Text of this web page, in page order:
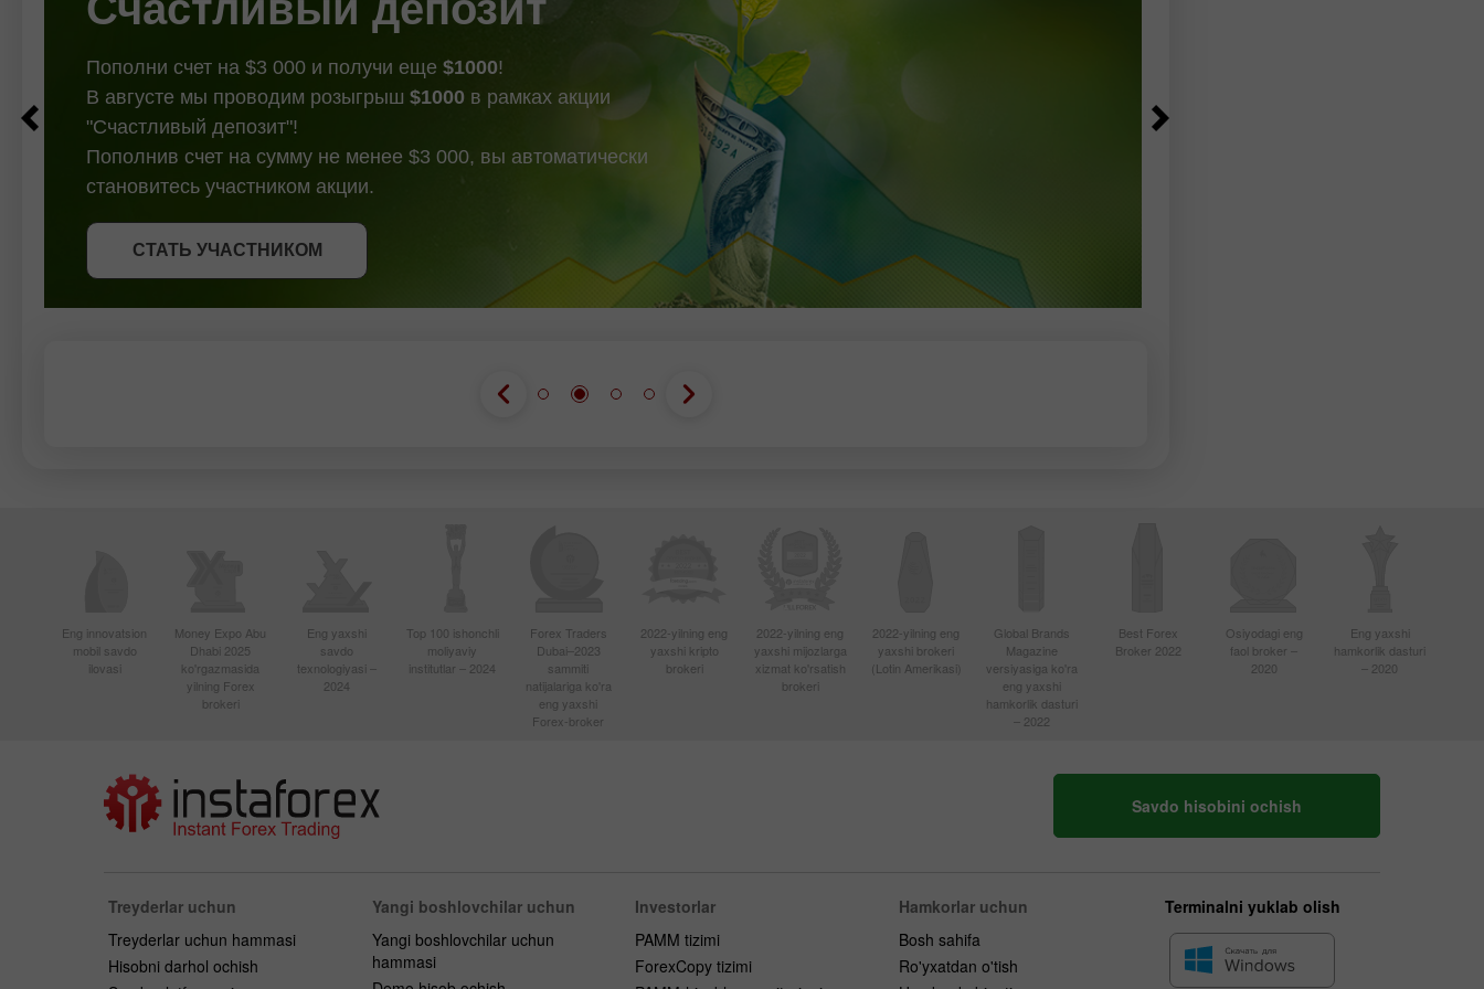
СТАТЬ УЧАСТНИКОМ
Пополни счет на $3 000 и получи еще $1000!
В августе мы проводим розыгрыш $1000 в рамках акции
"Счастливый депозит"!
Пополнив счет на сумму не менее $3 000, вы автоматически
становитесь участником акции.
СТАТЬ УЧАСТНИКОМ
ПОЛУЧИТЬ БОНУС
Eng innovatsion
mobil savdo
ilovasi
Money Expo Abu
Dhabi 2025
ko'rgazmasida
yilning Forex
brokeri
Eng yaxshi
savdo
texnologiyasi –
2024
Top 100 ishonchli
moliyaviy
institutlar – 2024
Forex Traders
Dubai–2023
sammiti
natijalariga ko'ra
eng yaxshi
Forex-broker
2022-yilning eng
yaxshi kripto
brokeri
2022-yilning eng
yaxshi mijozlarga
xizmat ko'rsatish
brokeri
2022-yilning eng
yaxshi brokeri
(Lotin Amerikasi)
Global Brands
Magazine
versiyasiga ko'ra
eng yaxshi
hamkorlik dasturi
– 2022
Best Forex
Broker 2022
Osiyodagi eng
faol broker –
2020
Eng yaxshi
hamkorlik dasturi
– 2020
Savdo hisobini ochish
Treyderlar uchun
Treyderlar uchun hammasi
Hisobni darhol ochish
Yangi boshlovchilar uchun
Yangi boshlovchilar uchun
hammasi
Investorlar
PAMM tizimi
ForexCopy tizimi
Hamkorlar uchun
Bosh sahifa
Ro'yxatdan o'tish
Terminalni yuklab olish